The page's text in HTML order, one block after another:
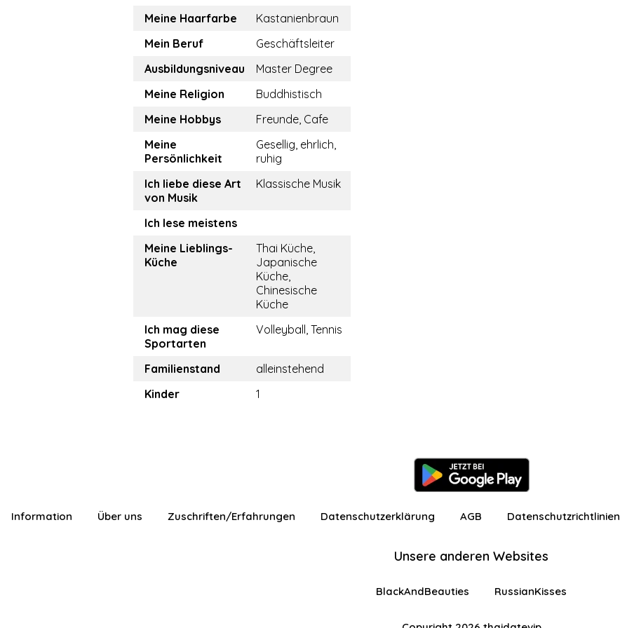
Meine Haarfarbe
Kastanienbraun
Mein Beruf
Geschäftsleiter
Ausbildungsniveau
Master Degree
Meine Religion
Buddhistisch
Meine Hobbys
Freunde, Cafe
Meine
Persönlichkeit
Gesellig, ehrlich,
ruhig
Ich liebe diese Art
von Musik
Klassische Musik
Ich lese meistens
Meine Lieblings-
Küche
Thai Küche,
Japanische
Küche,
Chinesische
Küche
Ich mag diese
Sportarten
Volleyball, Tennis
Familienstand
alleinstehend
Kinder
1
Information Über uns Zuschriften/Erfahrungen Datenschutzerklärung AGB Datenschutzrichtlinien
Unsere anderen Websites
BlackAndBeauties RussianKisses